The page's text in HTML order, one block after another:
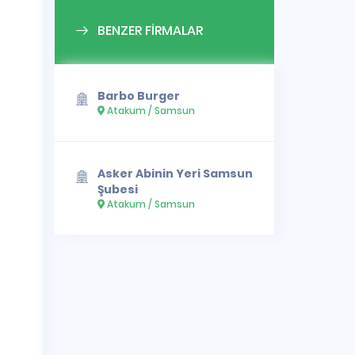
BENZER FİRMALAR
Barbo Burger
Atakum / Samsun
Asker Abinin Yeri Samsun
Şubesi
Atakum / Samsun